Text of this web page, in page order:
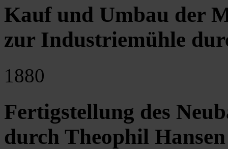
Kauf und Umbau der
zur Industriemühle
1880
Fertigstellung des
durch Theophil